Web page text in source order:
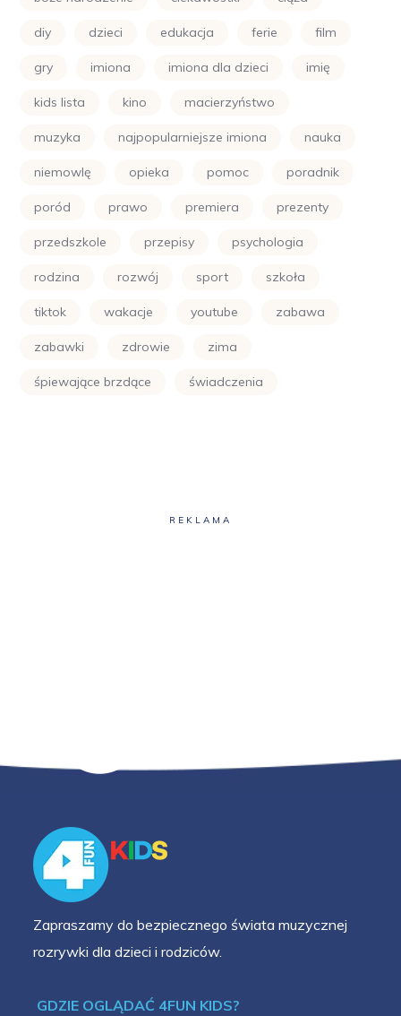
diy dzieci edukacja ferie film
gry imiona imiona dla dzieci imię
kids lista kino macierzyństwo
muzyka najpopularniejsze imiona nauka
niemowlę opieka pomoc poradnik
poród prawo premiera prezenty
przedszkole przepisy psychologia
rodzina rozwój sport szkoła
tiktok wakacje youtube zabawa
zabawki zdrowie zima
śpiewające brzdące świadczenia
REKLAMA
Zapraszamy do bezpiecznego świata muzycznej
rozrywki dla dzieci i rodziców.
GDZIE OGLĄDAĆ 4FUN KIDS?